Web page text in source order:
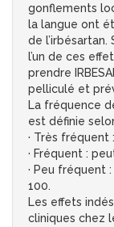
gonflements
la langue ont
de
l’un de ces
prendre
pelliculé et
La fréquence
est définie
· Très fréquent
· Fréquent :
· Peu fréquent
100.
Les effets
cliniques chez